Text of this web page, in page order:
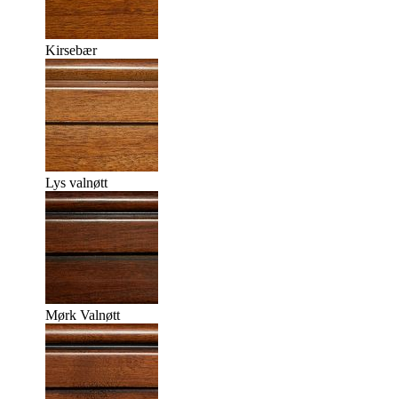
Kirsebær
Lys valnøtt
Mørk Valnøtt